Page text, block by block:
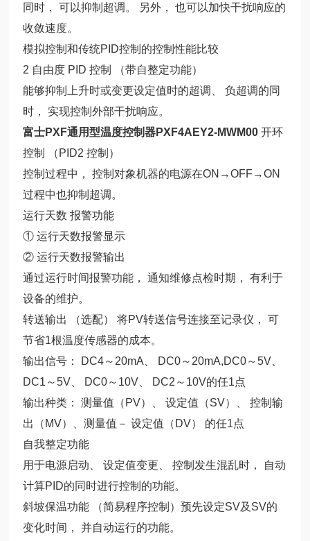
同时， 可以抑制超调。 另外， 也可以加快干扰响应的
收敛速度。
模拟控制和传统PID控制的控制性能比较
2 自由度 PID 控制 （带自整定功能）
能够抑制上升时或变更设定值时的超调、 负超调的同
时， 实现控制外部干扰响应。
富士PXF通用型温度控制器PXF4AEY2-MWM00 开环
控制 （PID2 控制）
控制过程中， 控制对象机器的电源在ON→OFF→ON
过程中也抑制超调。
运行天数 报警功能
① 运行天数报警显示
② 运行天数报警输出
通过运行时间报警功能， 通知维修点检时期， 有利于
设备的维护。
转送输出 （选配） 将PV转送信号连接至记录仪， 可
节省1根温度传感器的成本。
输出信号： DC4～20mA、 DC0～20mA,DC0～5V、
DC1～5V、 DC0～10V、 DC2～10V的任1点
输出种类： 测量值（PV）、 设定值（SV）、 控制输
出（MV）、测量值－ 设定值（DV） 的任1点
自我整定功能
用于电源启动、 设定值变更、 控制发生混乱时， 自动
计算PID的同时进行控制的功能。
斜坡保温功能 （简易程序控制）预先设定SV及SV的
变化时间， 并自动运行的功能。